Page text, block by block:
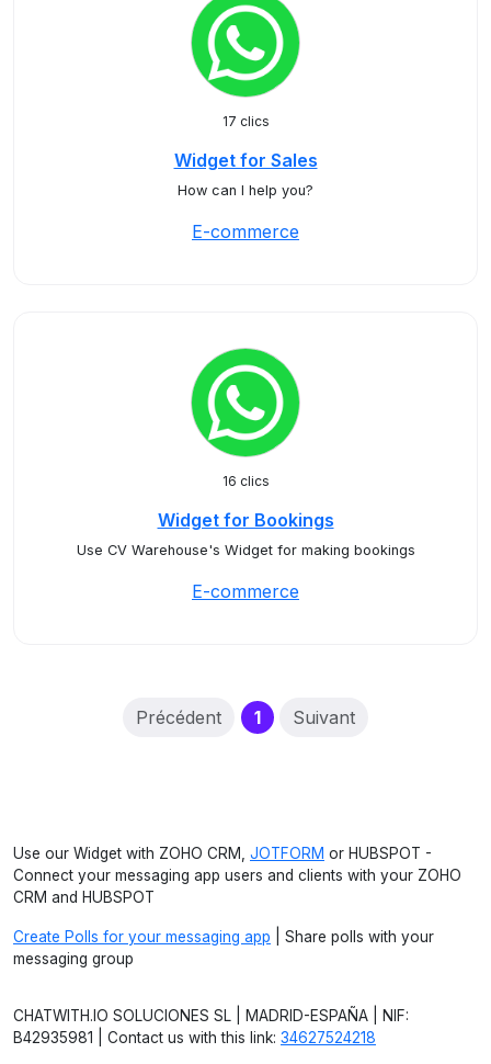
17 clics
Widget for Sales
How can I help you?
E-commerce
16 clics
Widget for Bookings
Use CV Warehouse's Widget for making bookings
E-commerce
Précédent 1(current)
Suivant
Use our Widget with ZOHO CRM, JOTFORM or HUBSPOT -
Connect your messaging app users and clients with your ZOHO
CRM and HUBSPOT
Create Polls for your messaging app | Share polls with your
messaging group
CHATWITH.IO SOLUCIONES SL | MADRID-ESPAÑA | NIF:
B42935981 | Contact us with this link: 34627524218